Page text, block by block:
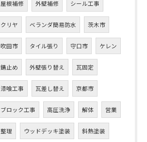
屋根補修 外壁補修 シール工事
クリヤ ベランダ簡易防水 茨木市
吹田市 タイル張り 守口市 ケレン
錆止め 外壁張り替え 瓦固定
漆喰工事 瓦差し替え 京都市
ブロック工事 高圧洗浄 解体 営業
整理 ウッドデッキ塗装 斜熱塗装